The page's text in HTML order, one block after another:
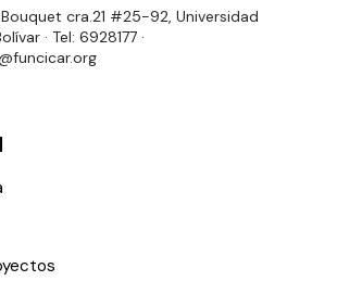
cra.21 #25-92, Universidad
· Tel: 6928177 ·